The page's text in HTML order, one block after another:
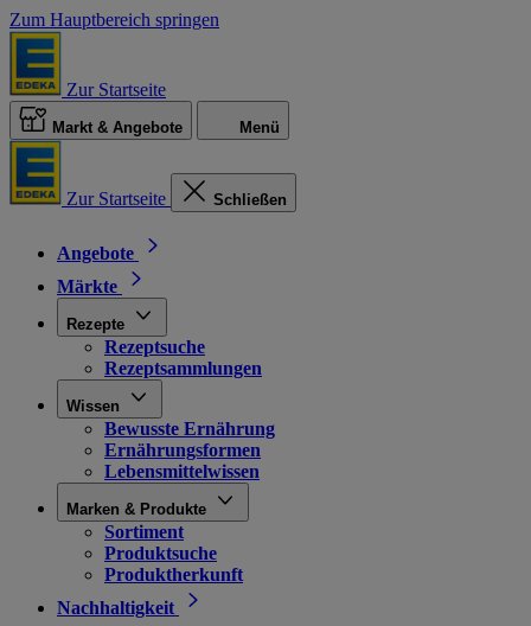
Zum Hauptbereich springen
Zur Startseite
Markt & Angebote Menü
Zur Startseite Schließen
Angebote
Märkte
Rezepte
Rezeptsuche
Rezeptsammlungen
Wissen
Bewusste Ernährung
Ernährungsformen
Lebensmittelwissen
Marken & Produkte
Sortiment
Produktsuche
Produktherkunft
Nachhaltigkeit